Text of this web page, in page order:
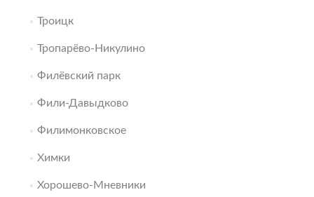
Троицк
Тропарёво-Никулино
Филёвский парк
Фили-Давыдково
Филимонковское
Химки
Хорошево-Мневники